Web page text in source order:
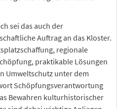
sei das auch der
Auftrag an das Kloster.
regionale
praktikable Lösungen
Umweltschutz unter dem
Schöpfungsverantwortung
Bewahren kulturhistorischer